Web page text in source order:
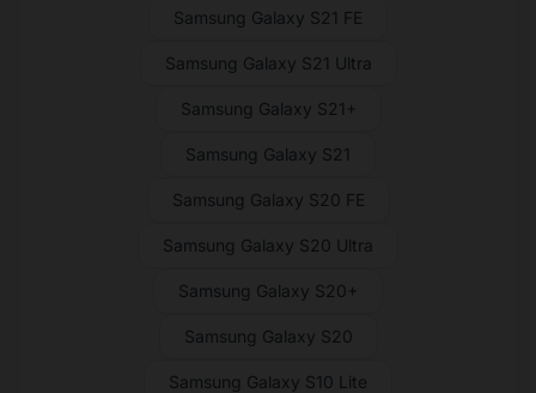
Samsung Galaxy S21 FE
Samsung Galaxy S21 Ultra
Samsung Galaxy S21+
Samsung Galaxy S21
Samsung Galaxy S20 FE
Samsung Galaxy S20 Ultra
Samsung Galaxy S20+
Samsung Galaxy S20
Samsung Galaxy S10 Lite